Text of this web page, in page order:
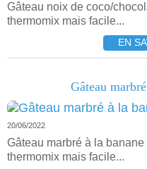
Gâteau noix de coco/
thermomix mais facile...
EN
Gâteau
20/06/2022
Gâteau marbré à la
thermomix mais facile...